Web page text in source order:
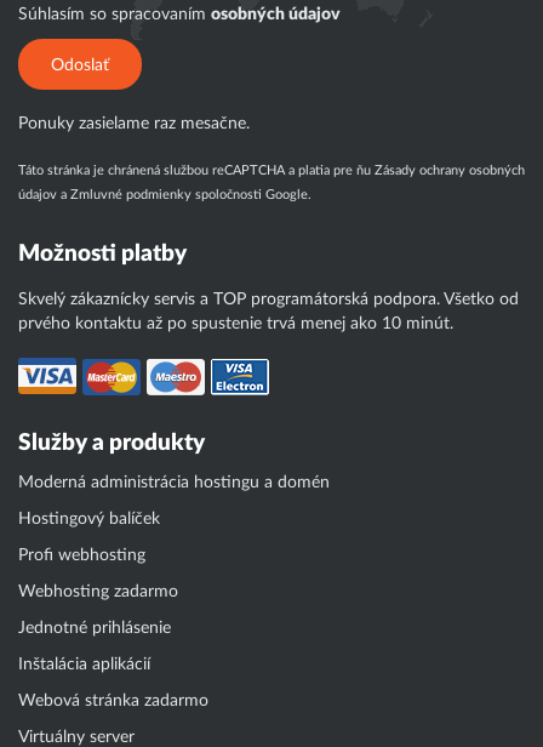
Súhlasím so spracovaním osobných údajov
Odoslať
Ponuky zasielame raz mesačne.
Táto stránka je chránená službou reCAPTCHA a platia pre ňu Zásady ochrany osobných
údajov a Zmluvné podmienky spoločnosti Google.
Možnosti platby
Skvelý zákaznícky servis a TOP programátorská podpora. Všetko od
prvého kontaktu až po spustenie trvá menej ako 10 minút.
Služby a produkty
Moderná administrácia hostingu a domén
Hostingový balíček
Profi webhosting
Webhosting zadarmo
Jednotné prihlásenie
Inštalácia aplikácií
Webová stránka zadarmo
Virtuálny server